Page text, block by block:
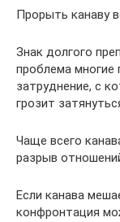
Прорыть канаву
Знак долгого
проблема
затруднение, с
грозит
Чаще всего
разрыв
Если канава
конфронтация